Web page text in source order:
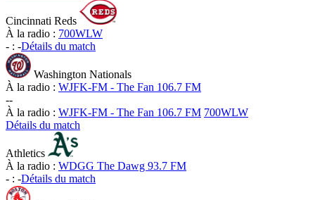
Cincinnati Reds
À la radio : 700WLW
- : -Détails du match
Washington Nationals
À la radio : WJFK-FM - The Fan 106.7 FM
--
À la radio : WJFK-FM - The Fan 106.7 FM 700WLW
Détails du match
Athletics
À la radio : WDGG The Dawg 93.7 FM
- : -Détails du match